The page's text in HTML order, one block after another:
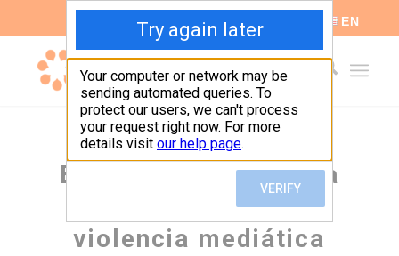
EN
El Show de la Mañana
otra vez incurrió en
violencia mediática